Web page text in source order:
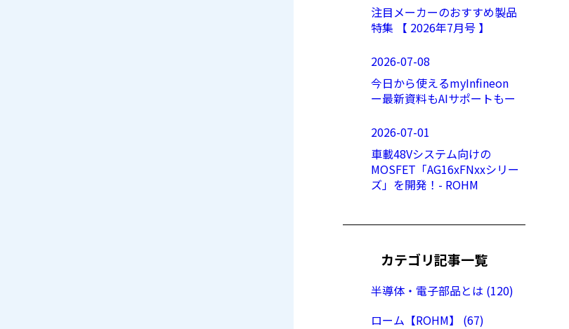
注目メーカーのおすすめ製品
特集 【 2026年7月号 】
2026-07-08
今日から使えるmyInfineon
ー最新資料もAIサポートもー
2026-07-01
車載48Vシステム向けの
MOSFET「AG16xFNxxシリー
ズ」を開発！- ROHM
カテゴリ記事一覧
半導体・電子部品とは (120)
ローム【ROHM】 (67)